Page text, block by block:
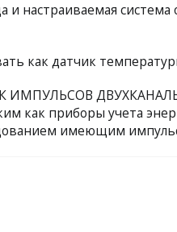
и настраиваемая
как датчик
ИМПУЛЬСОВ
как приборы учета
имеющим